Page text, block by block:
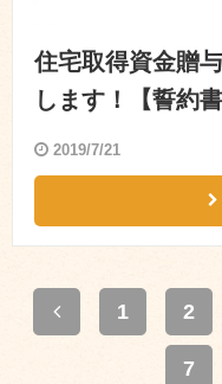
住宅取得資金贈
します！【誓約
2019/7/21
1 2
7